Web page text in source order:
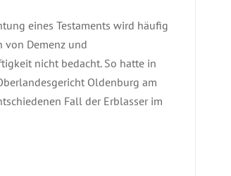
eines Testaments wird häufig
von Demenz und
nicht bedacht. So hatte in
Oldenburg am
Fall der Erblasser im